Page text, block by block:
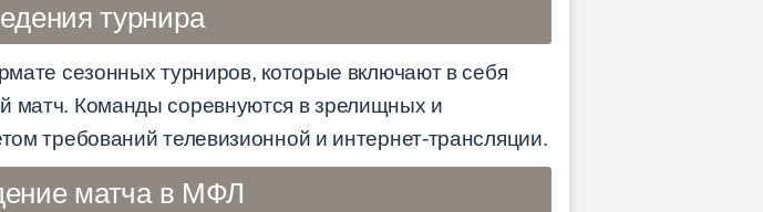
турнира
сезонных турниров, которые включают в себя
Команды соревнуются в зрелищных и
требований телевизионной и интернет-трансляции.
матча в МФЛ